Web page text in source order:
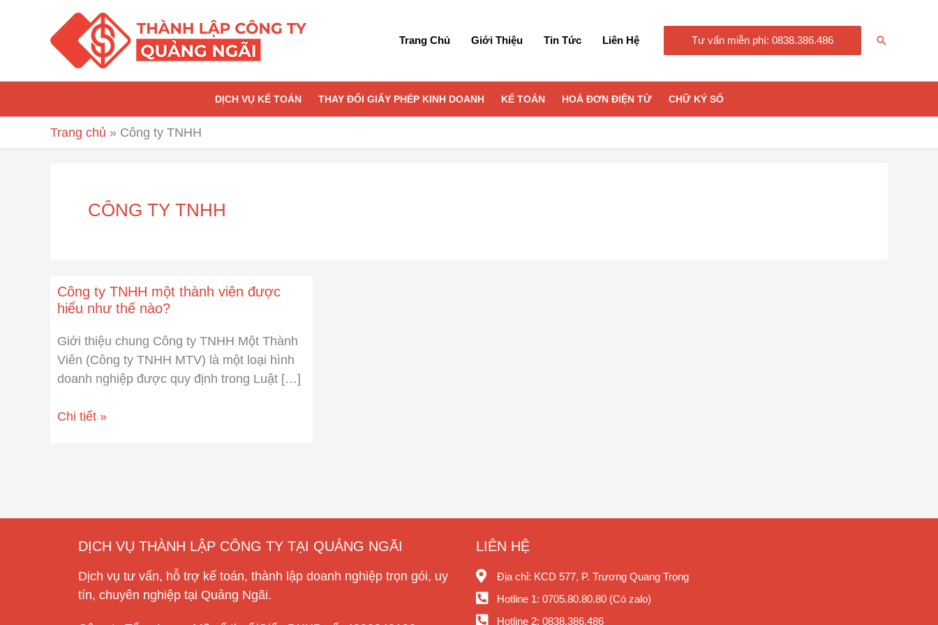
Trang Chủ Giới Thiệu Tin Tức Liên Hệ Tư vấn miễn phí: 0838.386.486
Tìm
DỊCH VỤ KẾ TOÁN THAY ĐỔI GIẤY PHÉP KINH DOANH KẾ TOÁN HOÁ ĐƠN ĐIỆN TỬ CHỮ KÝ SỐ
Trang chủ » Công ty TNHH
CÔNG TY TNHH
Công ty TNHH một thành viên được
hiểu như thế nào?
Giới thiệu chung Công ty TNHH Một Thành
Viên (Công ty TNHH MTV) là một loại hình
doanh nghiệp được quy định trong Luật […]
Công
ty
một
thành
viên
hiểu
Chi tiết »
DỊCH VỤ THÀNH LẬP CÔNG TY TẠI QUẢNG NGÃI
Dịch vụ tư vấn, hỗ trợ kế toán, thành lập doanh nghiệp trọn gói, uy
tín, chuyên nghiệp tại Quảng Ngãi.
LIÊN HỆ
Địa chỉ: KCD 577, P. Trương Quang Trọng
Hotline 1: 0705.80.80.80 (Có zalo)
Hotline 2: 0838.386.486